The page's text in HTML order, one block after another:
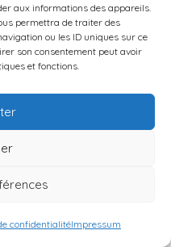
aux informations des appareils.
permettra de traiter des
ou les ID uniques sur ce
son consentement peut avoir
et fonctions.
confidentialitéImpressum
ares 54 000 €